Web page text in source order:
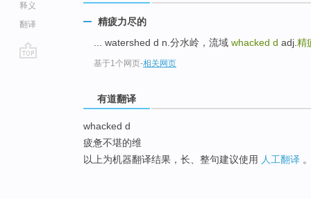
释义
翻译
精疲力尽的
... watershed d n.分水岭，流域 whacked d adj. 精
基于1个网页-相关网页
有道翻译
whacked d
疲惫不堪的维
以上为机器翻译结果，长、整句建议使用 人工翻译